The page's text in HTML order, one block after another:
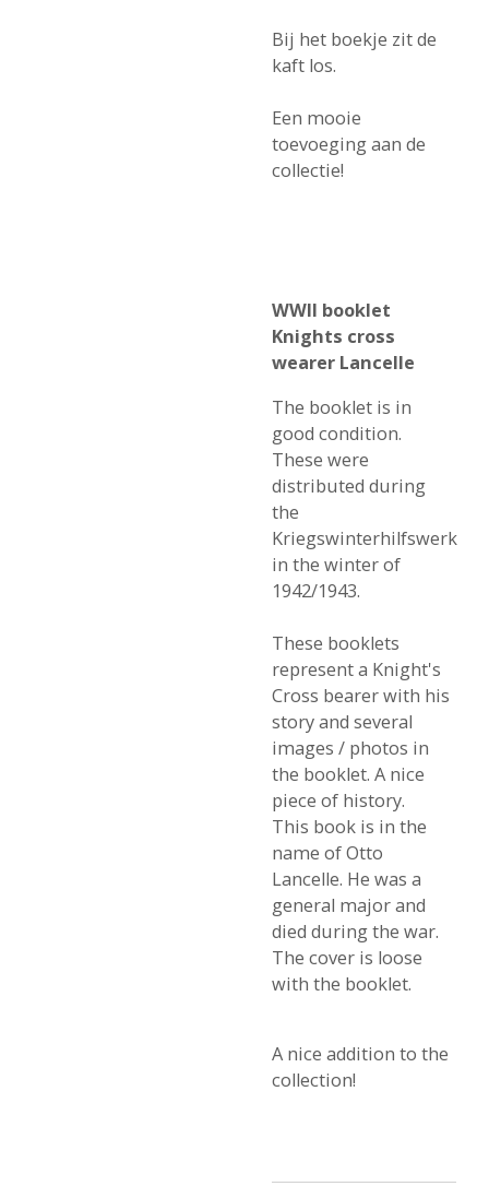
Bij het boekje zit de
kaft los.
Een mooie
toevoeging aan de
collectie!
WWII booklet
Knights cross
wearer Lancelle
The booklet is in
good condition.
These were
distributed during
the
Kriegswinterhilfswerk
in the winter of
1942/1943.
These booklets
represent a Knight's
Cross bearer with his
story and several
images / photos in
the booklet. A nice
piece of history.
This book is in the
name of Otto
Lancelle. He was a
general major and
died during the war.
The cover is loose
with the booklet.
A nice addition to the
collection!